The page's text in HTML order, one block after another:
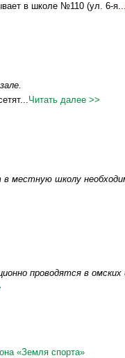
в школе №110 (ул. 6-я...
Читать далее >>
местную школу
проводятся в омских
«Земля спорта»